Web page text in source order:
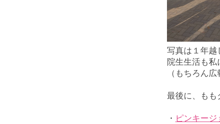
写真は１年越
院生生活も
（もちろん
最後に、もも
・ ピンキージ